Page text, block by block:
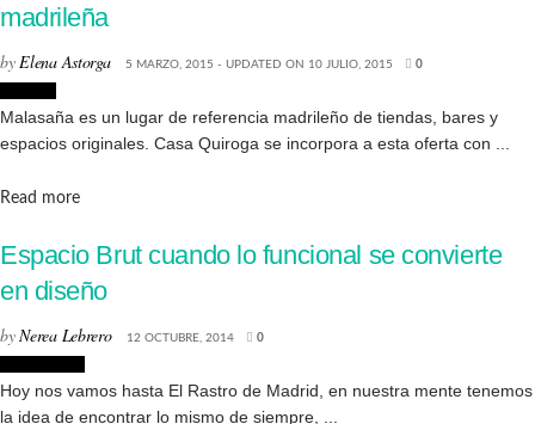
madrileña
byElena Astorga 5 MARZO, 2015 - UPDATED ON 10 JULIO, 2015 0
Malasaña es un lugar de referencia madrileño de tiendas, bares y
espacios originales. Casa Quiroga se incorpora a esta oferta con ...
Read moreDetails
Espacio Brut cuando lo funcional se convierte
en diseño
byNerea Lebrero 12 OCTUBRE, 2014 0
Hoy nos vamos hasta El Rastro de Madrid, en nuestra mente tenemos
la idea de encontrar lo mismo de siempre, ...